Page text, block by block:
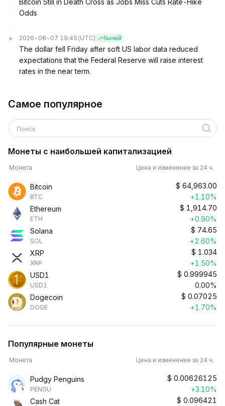
Bitcoin Still in Death Cross as Jobs Miss Cuts Rate-Hike
Odds
2026-08-07 19:45 (UTC) бычий
The dollar fell Friday after soft US labor data reduced
expectations that the Federal Reserve will raise interest
rates in the near term.
Самое популярное
Поиск
Монеты с наибольшей капитализацией
Монета Цена и изменение за 24 ч.
Bitcoin
BTC
$ 64,963.00
+1.10%
Ethereum
ETH
$ 1,914.70
+0.90%
Solana
SOL
$ 74.65
+2.60%
XRP
XRP
$ 1.034
+1.50%
USD1
USD1
$ 0.999945
0.00%
Dogecoin
DOGE
$ 0.07025
+1.70%
Популярные монеты
Монета Цена и изменение за 24 ч.
Pudgy Penguins
PENGU
$ 0.00626125
+3.10%
Cash Cat
$ 0.096421